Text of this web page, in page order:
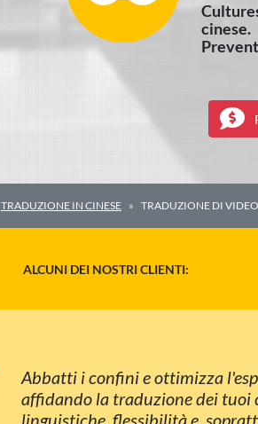
cinese.
TRADUZIONE IN CINESE TRADUZIONE DI
ALCUNI DEI NOSTRI CLIENTI:
Abbatti i confini e ottimizza
affidando la traduzione dei tuoi
linguistiche, flessibilità e,